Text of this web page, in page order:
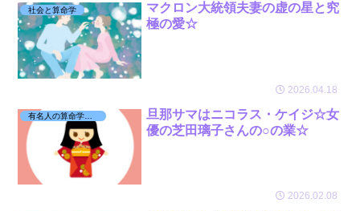
社会と算命学
マクロン大統領夫妻の虚の星と究
極の愛☆
2026.04.18
有名人の算命学日記☆
旦那サマはニコラス・ケイジ☆女
優の芝田璃子さんの○の業☆
2026.02.08